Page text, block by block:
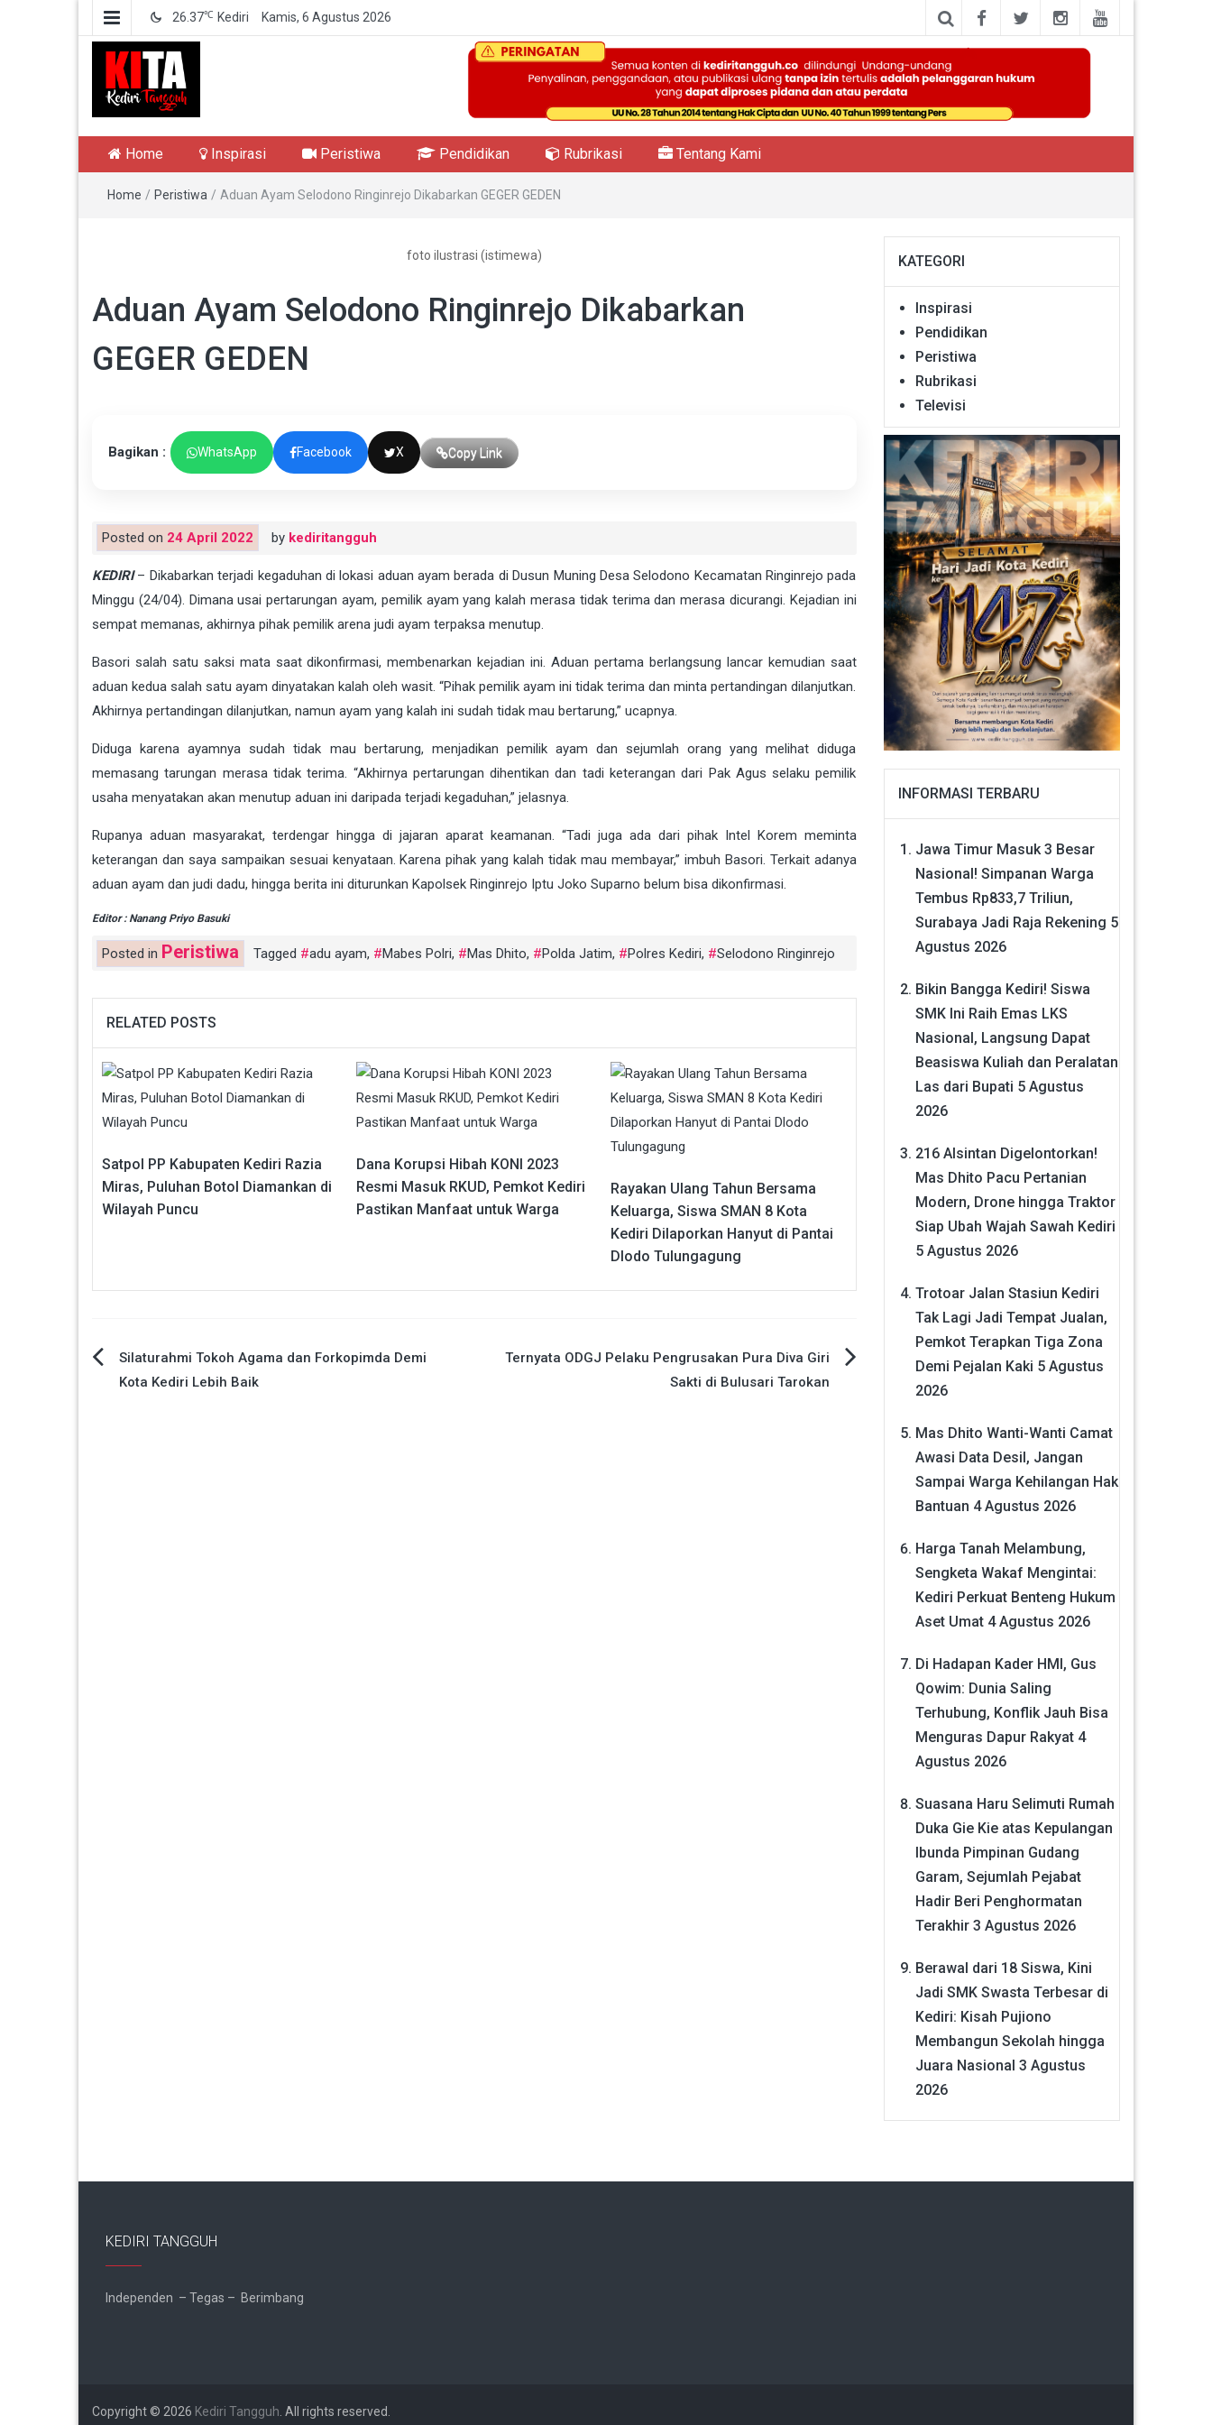
26.37℃ Kediri Kamis, 6 Agustus 2026
Kediri Tangguh
Home Inspirasi Peristiwa Pendidikan Rubrikasi Tentang Kami
Home / Peristiwa / Aduan Ayam Selodono Ringinrejo Dikabarkan GEGER GEDEN
foto ilustrasi (istimewa)
Aduan Ayam Selodono Ringinrejo Dikabarkan
GEGER GEDEN
Bagikan : WhatsApp Facebook X Copy Link
Posted on 24 April 2022 by kediritangguh
KEDIRI– Dikabarkan terjadi kegaduhan di lokasi aduan ayam berada di Dusun Muning Desa Selodono Kecamatan Ringinrejo pada
Minggu (24/04). Dimana usai pertarungan ayam, pemilik ayam yang kalah merasa tidak terima dan merasa dicurangi. Kejadian ini
sempat memanas, akhirnya pihak pemilik arena judi ayam terpaksa menutup.
Basori salah satu saksi mata saat dikonfirmasi, membenarkan kejadian ini. Aduan pertama berlangsung lancar kemudian saat
aduan kedua salah satu ayam dinyatakan kalah oleh wasit. “Pihak pemilik ayam ini tidak terima dan minta pertandingan dilanjutkan.
Akhirnya pertandingan dilanjutkan, namun ayam yang kalah ini sudah tidak mau bertarung,” ucapnya.
Diduga karena ayamnya sudah tidak mau bertarung, menjadikan pemilik ayam dan sejumlah orang yang melihat diduga
memasang tarungan merasa tidak terima. “Akhirnya pertarungan dihentikan dan tadi keterangan dari Pak Agus selaku pemilik
usaha menyatakan akan menutup aduan ini daripada terjadi kegaduhan,” jelasnya.
Rupanya aduan masyarakat, terdengar hingga di jajaran aparat keamanan. “Tadi juga ada dari pihak Intel Korem meminta
keterangan dan saya sampaikan sesuai kenyataan. Karena pihak yang kalah tidak mau membayar,” imbuh Basori. Terkait adanya
aduan ayam dan judi dadu, hingga berita ini diturunkan Kapolsek Ringinrejo Iptu Joko Suparno belum bisa dikonfirmasi.
Editor : Nanang Priyo Basuki
Posted in Peristiwa Tagged adu ayam, Mabes Polri, Mas Dhito, Polda Jatim, Polres Kediri, Selodono Ringinrejo
RELATED POSTS
Satpol PP Kabupaten Kediri Razia
Miras, Puluhan Botol Diamankan di
Wilayah Puncu
Dana Korupsi Hibah KONI 2023
Resmi Masuk RKUD, Pemkot Kediri
Pastikan Manfaat untuk Warga
Rayakan Ulang Tahun Bersama
Keluarga, Siswa SMAN 8 Kota
Kediri Dilaporkan Hanyut di Pantai
Dlodo Tulungagung
Navigasi
Silaturahmi Tokoh Agama dan Forkopimda Demi
Kota Kediri Lebih Baik
Ternyata ODGJ Pelaku Pengrusakan Pura Diva Giri
Sakti di Bulusari Tarokan
KATEGORI
Inspirasi
Pendidikan
Peristiwa
Rubrikasi
Televisi
INFORMASI TERBARU
Jawa Timur Masuk 3 Besar
Nasional! Simpanan Warga
Tembus Rp833,7 Triliun,
Surabaya Jadi Raja Rekening 5
Agustus 2026
Bikin Bangga Kediri! Siswa
SMK Ini Raih Emas LKS
Nasional, Langsung Dapat
Beasiswa Kuliah dan Peralatan
Las dari Bupati 5 Agustus
2026
216 Alsintan Digelontorkan!
Mas Dhito Pacu Pertanian
Modern, Drone hingga Traktor
Siap Ubah Wajah Sawah Kediri
5 Agustus 2026
Trotoar Jalan Stasiun Kediri
Tak Lagi Jadi Tempat Jualan,
Pemkot Terapkan Tiga Zona
Demi Pejalan Kaki 5 Agustus
2026
Mas Dhito Wanti-Wanti Camat
Awasi Data Desil, Jangan
Sampai Warga Kehilangan Hak
Bantuan 4 Agustus 2026
Harga Tanah Melambung,
Sengketa Wakaf Mengintai:
Kediri Perkuat Benteng Hukum
Aset Umat 4 Agustus 2026
Di Hadapan Kader HMI, Gus
Qowim: Dunia Saling
Terhubung, Konflik Jauh Bisa
Menguras Dapur Rakyat 4
Agustus 2026
Suasana Haru Selimuti Rumah
Duka Gie Kie atas Kepulangan
Ibunda Pimpinan Gudang
Garam, Sejumlah Pejabat
Hadir Beri Penghormatan
Terakhir 3 Agustus 2026
Berawal dari 18 Siswa, Kini
Jadi SMK Swasta Terbesar di
Kediri: Kisah Pujiono
Membangun Sekolah hingga
Juara Nasional 3 Agustus
2026
KEDIRI TANGGUH
Independen – Tegas – Berimbang
Copyright © 2026 Kediri Tangguh . All rights reserved.